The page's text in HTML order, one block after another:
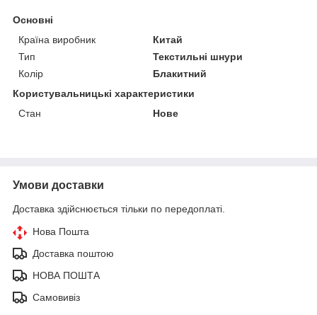
Основні
Країна виробник
Китай
Тип
Текстильні шнури
Колір
Блакитний
Користувальницькі характеристики
Стан
Нове
Умови доставки
Доставка здійснюється тільки по передоплаті.
Нова Пошта
Доставка поштою
НОВА ПОШТА
Самовивіз